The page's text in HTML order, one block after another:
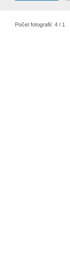
Počet fotografií: 4 / 1